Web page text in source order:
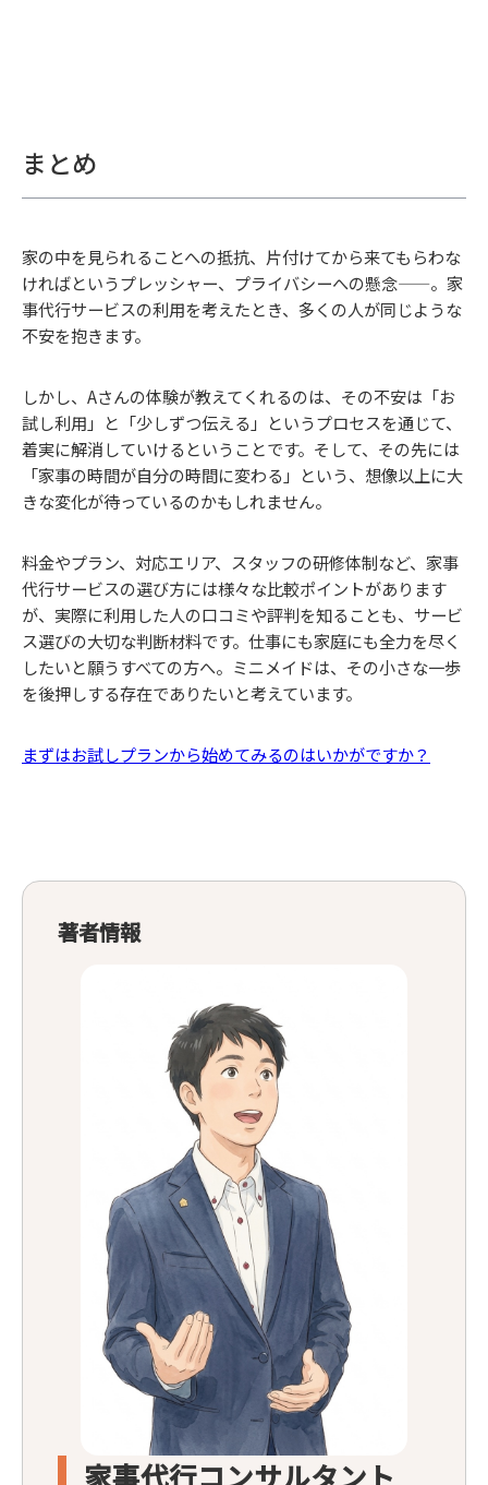
まとめ
家の中を見られることへの抵抗、片付けてから来てもらわな
ければというプレッシャー、プライバシーへの懸念——。家
事代行サービスの利用を考えたとき、多くの人が同じような
不安を抱きます。
しかし、Aさんの体験が教えてくれるのは、その不安は「お
試し利用」と「少しずつ伝える」というプロセスを通じて、
着実に解消していけるということです。そして、その先には
「家事の時間が自分の時間に変わる」という、想像以上に大
きな変化が待っているのかもしれません。
料金やプラン、対応エリア、スタッフの研修体制など、家事
代行サービスの選び方には様々な比較ポイントがあります
が、実際に利用した人の口コミや評判を知ることも、サービ
ス選びの大切な判断材料です。仕事にも家庭にも全力を尽く
したいと願うすべての方へ。ミニメイドは、その小さな一歩
を後押しする存在でありたいと考えています。
まずはお試しプランから始めてみるのはいかがですか？
著者情報
家事代行コンサルタント